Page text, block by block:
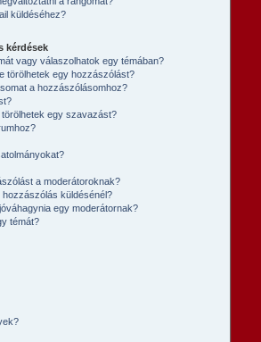
küldéséhez?
kérdések
vagy válaszolhatok egy témában?
törölhetek egy hozzászólást?
a hozzászólásomhoz?
egy szavazást?
a moderátoroknak?
hozzászólás küldésénél?
egy moderátornak?
témát?